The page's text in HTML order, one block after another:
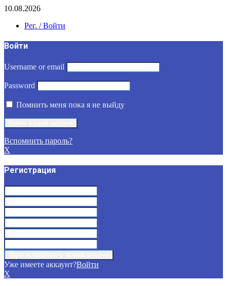
10.08.2026
Рег. / Войти
Войти
Username or email
Password
Помнить меня пока я не выйду
Вспомнить пароль?
X
Регистрация
Уже имеете аккаунт?Войти
X